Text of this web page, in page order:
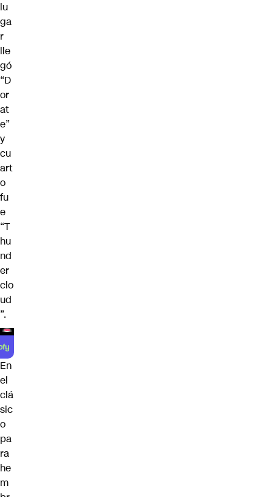
lu
ga
r
lle
gó
“D
or
at
e”
y
cu
art
o
fu
e
“T
hu
nd
er
clo
ud
”.
En
el
clá
sic
o
pa
ra
he
m